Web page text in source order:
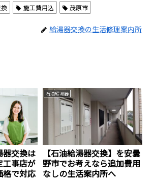
施工費用込 茂原市
給湯器交換の生活修理案内所
器交換は
工事店が
格で対応
石油給湯器
【石油給湯器交換】を安曇
野市でお考えなら追加費用
なしの生活案内所へ